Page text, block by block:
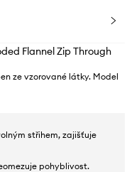
Flannel Zip Through
ze vzorované látky. Model
střihem, zajišťuje
pohyblivost.